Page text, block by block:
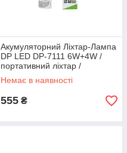
Акумуляторний Ліхтар-Лампа
DP LED DP-7111 6W+4W /
портативний ліхтар /
акумуляторний світильник /
акумуляторна лампа
Немає в наявності
555 ₴